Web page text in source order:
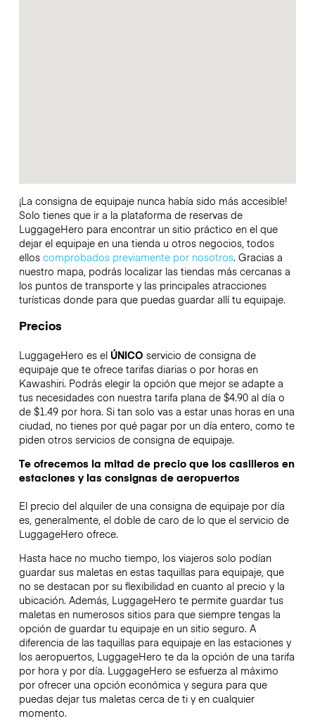
¡La consigna de equipaje nunca había sido más accesible!
Solo tienes que ir a la plataforma de reservas de
LuggageHero para encontrar un sitio práctico en el que
dejar el equipaje en una tienda u otros negocios, todos
ellos comprobados previamente por nosotros. Gracias a
nuestro mapa, podrás localizar las tiendas más cercanas a
los puntos de transporte y las principales atracciones
turísticas donde para que puedas guardar allí tu equipaje.
Precios
LuggageHero es el ÚNICO servicio de consigna de
equipaje que te ofrece tarifas diarias o por horas en
Kawashiri. Podrás elegir la opción que mejor se adapte a
tus necesidades con nuestra tarifa plana de $4.90 al día o
de $1.49 por hora. Si tan solo vas a estar unas horas en una
ciudad, no tienes por qué pagar por un día entero, como te
piden otros servicios de consigna de equipaje.
Te ofrecemos la mitad de precio que los casilleros en
estaciones y las consignas de aeropuertos
El precio del alquiler de una consigna de equipaje por día
es, generalmente, el doble de caro de lo que el servicio de
LuggageHero ofrece.
Hasta hace no mucho tiempo, los viajeros solo podían
guardar sus maletas en estas taquillas para equipaje, que
no se destacan por su flexibilidad en cuanto al precio y la
ubicación. Además, LuggageHero te permite guardar tus
maletas en numerosos sitios para que siempre tengas la
opción de guardar tu equipaje en un sitio seguro. A
diferencia de las taquillas para equipaje en las estaciones y
los aeropuertos, LuggageHero te da la opción de una tarifa
por hora y por día. LuggageHero se esfuerza al máximo
por ofrecer una opción económica y segura para que
puedas dejar tus maletas cerca de ti y en cualquier
momento.